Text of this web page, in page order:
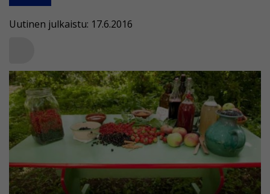
Uutinen julkaistu: 17.6.2016